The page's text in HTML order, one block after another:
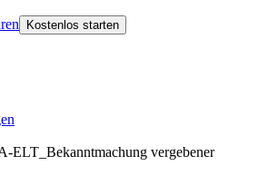
Kostenlos starten
ELT_Bekanntmachung vergebener